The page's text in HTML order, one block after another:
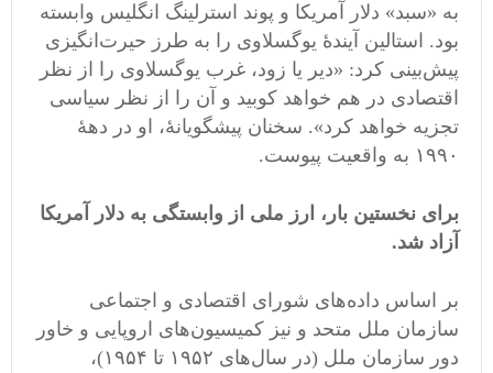
به «سبد» دلار آمریکا و پوند استرلینگ انگلیس وابسته
بود. استالین آیندۀ یوگسلاوی را به طرز حیرت‌انگیزی
پیش‌بینی کرد: «دیر یا زود، غرب یوگسلاوی را از نظر
اقتصادی در هم خواهد کوبید و آن را از نظر سیاسی
تجزیه خواهد کرد». سخنان پیشگویانۀ، او در دهۀ
۱۹۹۰ به واقعیت پیوست.
برای نخستین بار، ارز ملی از وابستگی به دلار آمریکا
آزاد شد.
بر اساس داده‌های شورای اقتصادی و اجتماعی
سازمان ملل متحد و نیز کمیسیون‌های اروپایی و خاور
دور سازمان ملل (در سال‌های ۱۹۵۲ تا ۱۹۵۴)،